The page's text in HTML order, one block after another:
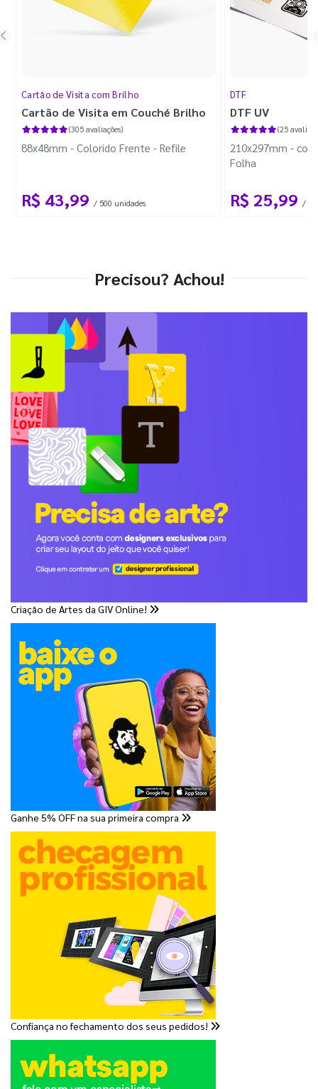
Cartão de Visita com Brilho
Cartão de Visita em Couché Brilho
(305 avaliações)
88x48mm - Colorido Frente - Refile
R$ 43,99 / 500 unidades
DTF
DTF UV
(25
210x297mm -
Folha
R$ 25,99 / 1
Precisou? Achou!
Criação de Artes da GIV Online!
Ganhe 5% OFF na sua primeira compra
Confiança no fechamento dos seus pedidos!